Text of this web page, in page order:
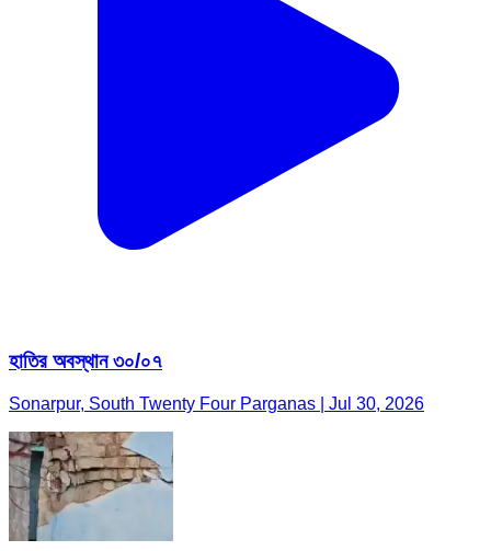
হাতির অবস্থান ৩০/০৭
Sonarpur, South Twenty Four Parganas | Jul 30, 2026